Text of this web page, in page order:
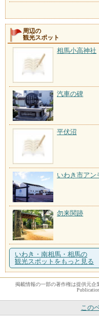
周辺の
観光スポット
相馬小高神社
汽車の碑
平伏沼
いわき市アン
勿来関跡
いわき・南相馬・相馬の
観光スポットをもっと見る
掲載情報の一部の著作権は提供元企
この